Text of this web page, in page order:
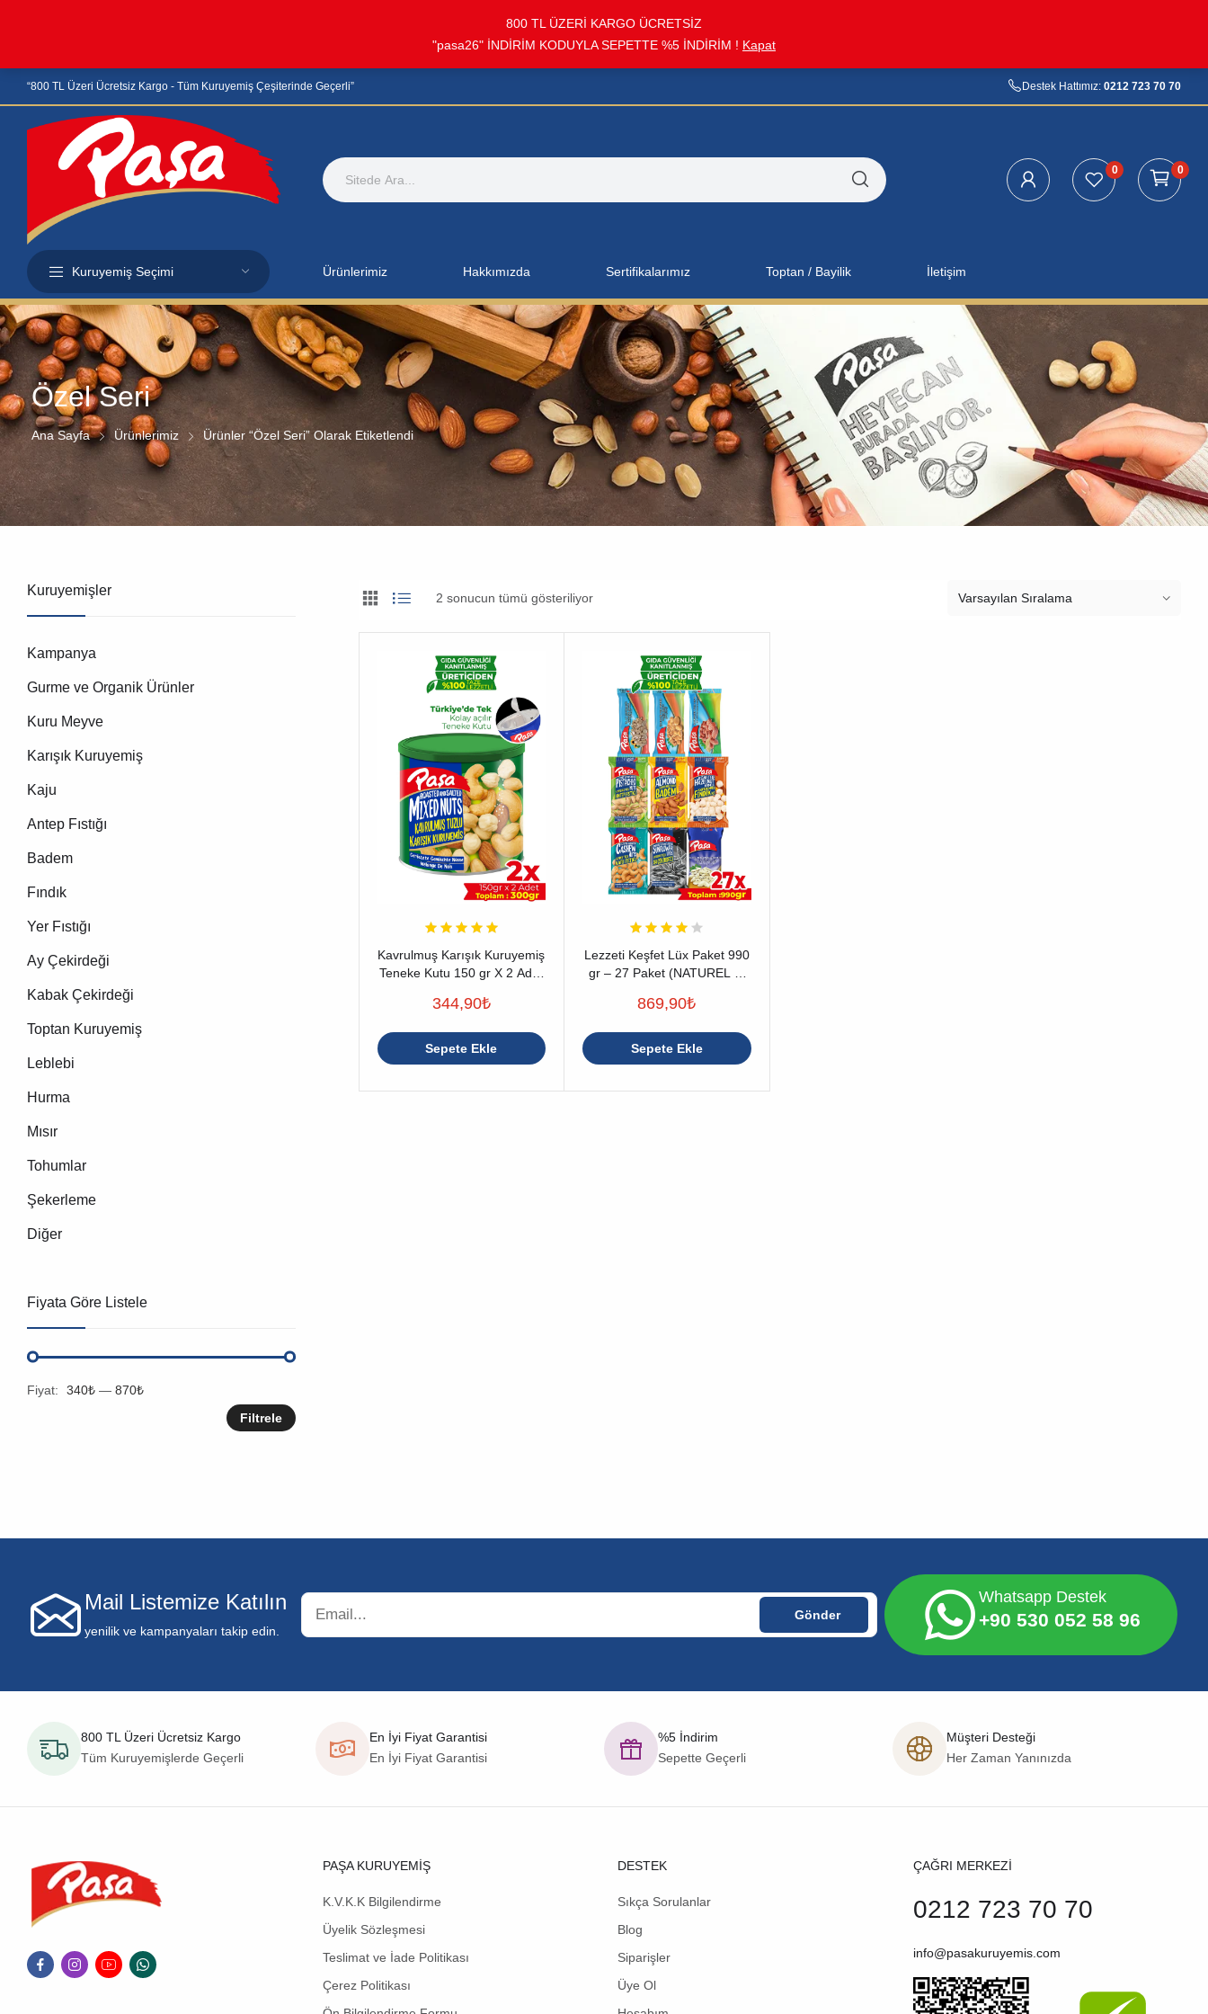
800 TL ÜZERİ KARGO ÜCRETSİZ
"pasa26" İNDİRİM KODUYLA SEPETTE %5 İNDİRİM ! Kapat
“800 TL Üzeri Ücretsiz Kargo - Tüm Kuruyemiş Çeşiterinde Geçerli” Destek Hattımız: 0212 723 70 70
0 0
Kuruyemiş Seçimi Ürünlerimiz Hakkımızda Sertifikalarımız Toptan / Bayilik İletişim
Özel Seri
Ana Sayfa Ürünlerimiz Ürünler “Özel Seri” Olarak Etiketlendi
2 sonucun tümü gösteriliyor
Kavrulmuş Karışık Kuruyemiş
Teneke Kutu 150 gr X 2 Adet
344,90₺
Sepete Ekle
Lezzeti Keşfet Lüx Paket 990
gr – 27 Paket (NATUREL 1.
869,90₺
Sepete Ekle
Kuruyemişler
Kampanya
Gurme ve Organik Ürünler
Kuru Meyve
Karışık Kuruyemiş
Kaju
Antep Fıstığı
Badem
Fındık
Yer Fıstığı
Ay Çekirdeği
Kabak Çekirdeği
Toptan Kuruyemiş
Leblebi
Hurma
Mısır
Tohumlar
Şekerleme
Diğer
Fiyata Göre Listele
Fiyat: 340₺ — 870₺
Filtrele
Mail Listemize Katılın
yenilik ve kampanyaları takip edin.
Whatsapp Destek
+90 530 052 58 96
800 TL Üzeri Ücretsiz Kargo
Tüm Kuruyemişlerde Geçerli
En İyi Fiyat Garantisi
En İyi Fiyat Garantisi
%5 İndirim
Sepette Geçerli
Müşteri Desteği
Her Zaman Yanınızda
PAŞA KURUYEMİŞ
K.V.K.K Bilgilendirme
Üyelik Sözleşmesi
Teslimat ve İade Politikası
Çerez Politikası
DESTEK
Sıkça Sorulanlar
Blog
Siparişler
Üye Ol
ÇAĞRI MERKEZİ
0212 723 70 70
info@pasakuruyemis.com